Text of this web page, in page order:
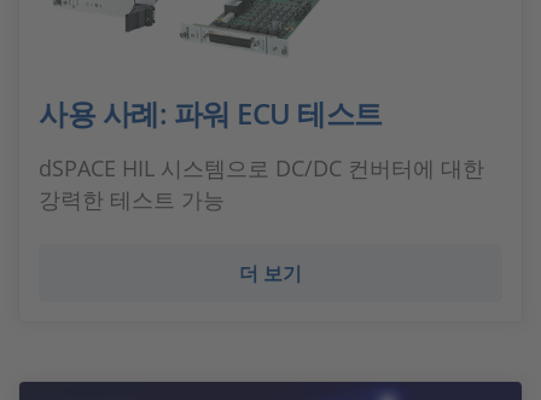
사용 사례: 파워 ECU 테스트
dSPACE HIL 시스템으로 DC/DC 컨버터에 대한
강력한 테스트 가능
더 보기